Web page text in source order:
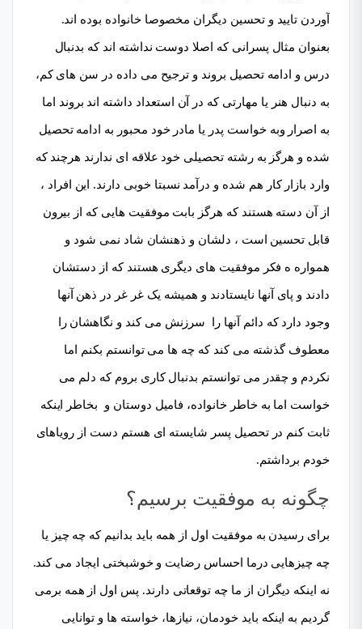
آوردن تایید و تحسین دیگران مخصوصا خانواده بوده اند.
بعنوان مثال پسرانی که اصلا دوست نداشته اند که بدنبال
درس و ادامه تحصیل بروند و ترجیح می داده در سن های کم،
به دنبال هنر یا مهارتی که در آن استعداد داشته اند بروند اما
به اصرار وبه خواست پدر یا مادر خود محبور به ادامه تحصیل
شده و هرگز به رشته تحصیلی خود علاقه ای ندارند هرچند که
وارد بازار کار هم شده و درآمد نسبتا خوبی دارند. این افراد ،
از آن دسته هستند که هرگز بابت موفقیت هایی که از بیرون
قابل تحسین است ، دلشان و ذهنشان شاد نمی شود و
همواره ه فکر موفقیت های دیگری هستند که از دستشان
دادند و پای آنها نایستادند و همیشه یک غر غر در ذهن آنها
وجود دارد که دائم آنها را سرزنش می کند و نگاهشان را
معطوف گذشته می کند که چه ها می توانستم بکنم اما
نکردم و چقدر می توانستم بدنبال کاری بروم که دلم می
خواست اما به خاطر خانواده، فامیل دوستان و بخاطر اینکه
ثابت کنم در تحصیل پسر شایسته ای هستم دست از رویاهای
خودم برداشتم.
چگونه به موفقیت برسیم؟
برای رسیدن به موفقیت اول از همه باید بدانیم که چه چیز یا
چه چیزهایی درما احساس رضایت و خوشبختی ایجاد می کند.
نه اینکه دیگران از ما چه توقعاتی دارند. پس اول از همه برمی
گردیم به اینکه باید خودمان، نیازها، خواسته ها و توانایی